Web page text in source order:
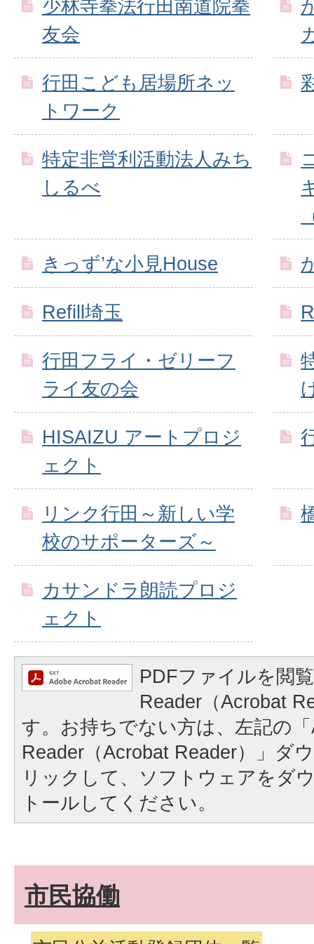
少林寺拳法行田南道院拳
友会
行田こども居場所ネッ
トワーク
特定非営利活動法人みち
しるべ
きっず’な小見House
Refill埼玉
行田フライ・ゼリーフ
ライ友の会
HISAIZU アートプロジ
ェクト
リンク行田～新しい学
校のサポーターズ～
カサンドラ朗読プロジ
ェクト
PDFファイルを閲
Reader（Acrobat
す。お持ちでない方は、左記の
Reader（Acrobat Reader）」ダ
リックして、ソフトウェアをダ
トールしてください。
市民協働